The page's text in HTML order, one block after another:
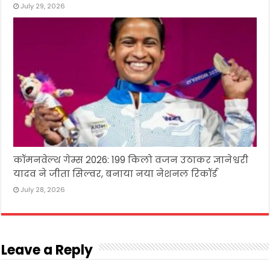
July 29, 2026
कॉमनवेल्थ गेम्स 2026: 199 किलो वजन उठाकर ज्ञानेश्वरी
यादव ने जीता सिल्वर, बनाया नया नेशनल रिकॉर्ड
July 28, 2026
Leave a Reply